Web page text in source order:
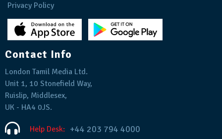
Privacy Policy
Contact Info
London Tamil Media Ltd.
Unit 1, 10 Stonefield Way,
Ruislip, Middlesex,
UK - HA4 0JS.
Help Desk: +44 203 794 4000